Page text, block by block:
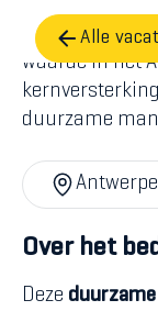
Alle
Deze
waarde in het
duurzame
Over het
Deze